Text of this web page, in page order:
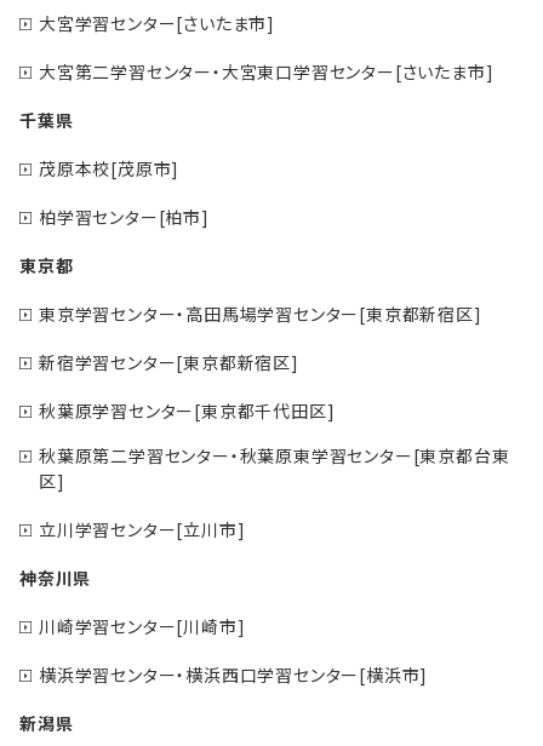
大宮学習センター[さいたま市]
大宮第二学習センター・大宮東口学習センター[さいたま市]
千葉県
茂原本校[茂原市]
柏学習センター[柏市]
東京都
東京学習センター・高田馬場学習センター[東京都新宿区]
新宿学習センター[東京都新宿区]
秋葉原学習センター[東京都千代田区]
秋葉原第二学習センター・秋葉原東学習センター[東京都台東
区]
立川学習センター[立川市]
神奈川県
川崎学習センター[川崎市]
横浜学習センター・横浜西口学習センター[横浜市]
新潟県